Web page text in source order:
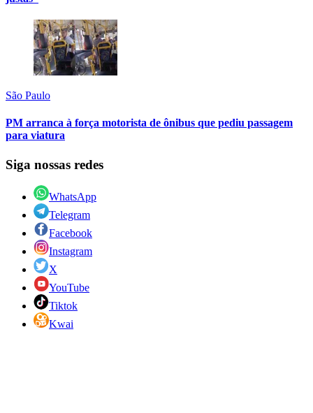
São Paulo
PM arranca à força motorista de ônibus que pediu passagem
para viatura
Siga nossas redes
WhatsApp
Telegram
Facebook
Instagram
X
YouTube
Tiktok
Kwai